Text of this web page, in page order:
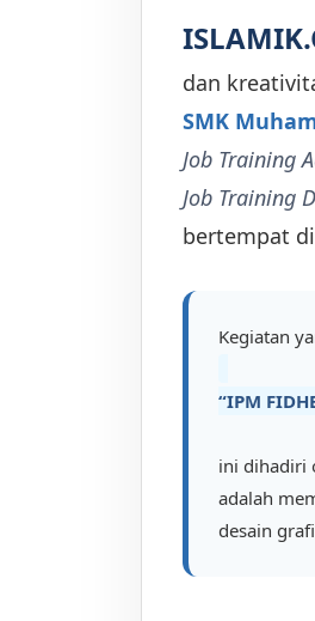
dan
SMK
Job Training
Job Training
bertempat
Kegiatan
“IPM
ini dihadiri
adalah
desain